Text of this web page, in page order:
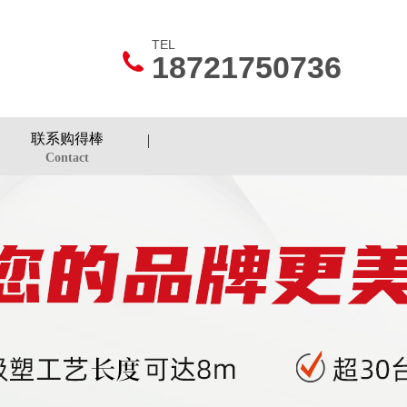
TEL
18721750736
联系购得棒
Contact